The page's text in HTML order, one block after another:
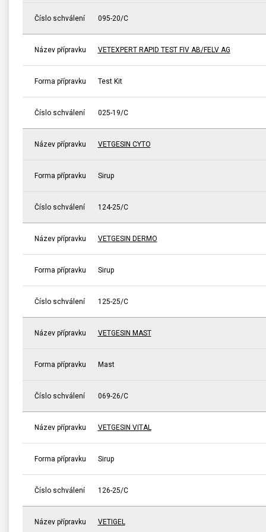
Číslo schválení 095-20/C
Název přípravku VETEXPERT RAPID TEST FIV AB/FELV AG
Forma přípravku Test Kit
Číslo schválení 025-19/C
Název přípravku VETGESIN CYTO
Forma přípravku Sirup
Číslo schválení 124-25/C
Název přípravku VETGESIN DERMO
Forma přípravku Sirup
Číslo schválení 125-25/C
Název přípravku VETGESIN MAST
Forma přípravku Mast
Číslo schválení 069-26/C
Název přípravku VETGESIN VITAL
Forma přípravku Sirup
Číslo schválení 126-25/C
Název přípravku VETIGEL